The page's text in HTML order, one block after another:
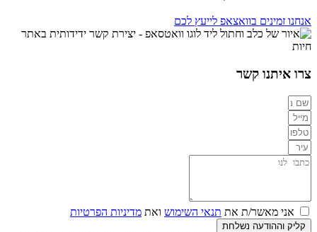
אנחנו זמינים בוואצאפ לייעץ לכם
צרו איתנו קשר
אני מאשר/ת את תנאי השימוש ואת מדיניות הפרטיות
קליק וההודעה נשלחת